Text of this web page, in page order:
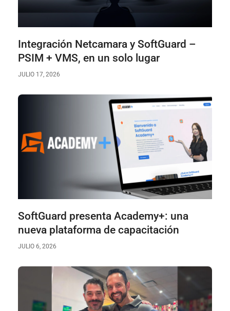
Integración Netcamara y SoftGuard –
PSIM + VMS, en un solo lugar
JULIO 17, 2026
SoftGuard presenta Academy+: una
nueva plataforma de capacitación
JULIO 6, 2026